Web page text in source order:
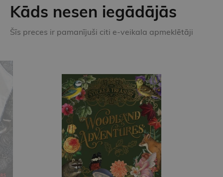
Kāds nesen iegādājās
Šīs preces ir pamanījuši citi e-veikala apmeklētāji